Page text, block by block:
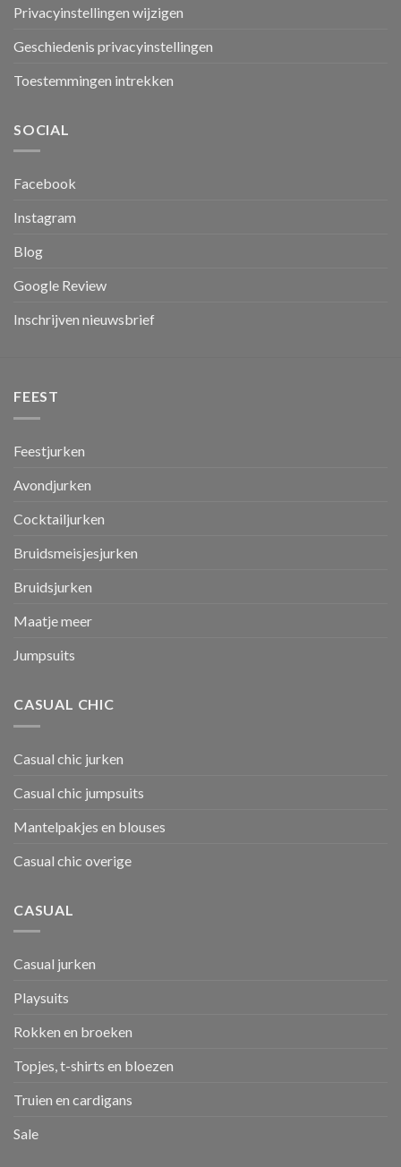
Privacyinstellingen wijzigen
Geschiedenis privacyinstellingen
Toestemmingen intrekken
SOCIAL
Facebook
Instagram
Blog
Google Review
Inschrijven nieuwsbrief
FEEST
Feestjurken
Avondjurken
Cocktailjurken
Bruidsmeisjesjurken
Bruidsjurken
Maatje meer
Jumpsuits
CASUAL CHIC
Casual chic jurken
Casual chic jumpsuits
Mantelpakjes en blouses
Casual chic overige
CASUAL
Casual jurken
Playsuits
Rokken en broeken
Topjes, t-shirts en bloezen
Truien en cardigans
Sale